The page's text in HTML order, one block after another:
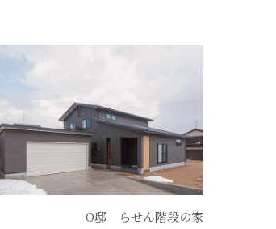
O邸 らせん階段の家